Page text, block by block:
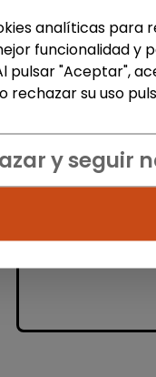
analíticas para
funcionalidad y
pulsar "Aceptar",
rechazar su uso
y seguir